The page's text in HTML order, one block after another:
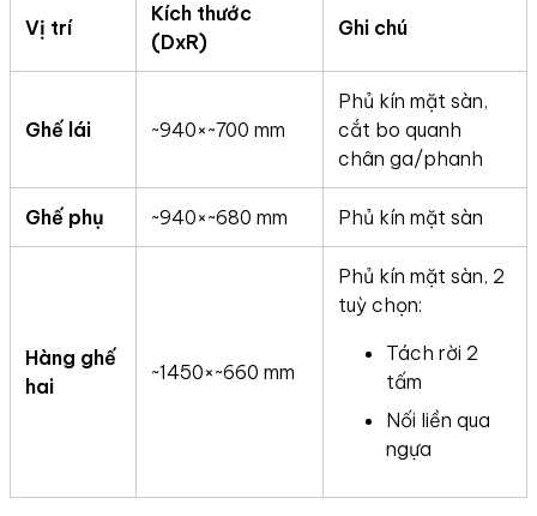
Vị trí
Kích thước
(DxR)
Ghi chú
Ghế lái ~940×~700 mm
Phủ kín mặt sàn,
cắt bo quanh
chân ga/phanh
Ghế phụ ~940×~680 mm Phủ kín mặt sàn
Hàng ghế
hai
~1450×~660 mm
Phủ kín mặt sàn, 2
tuỳ chọn:
Tách rời 2
tấm
Nối liền qua
ngựa